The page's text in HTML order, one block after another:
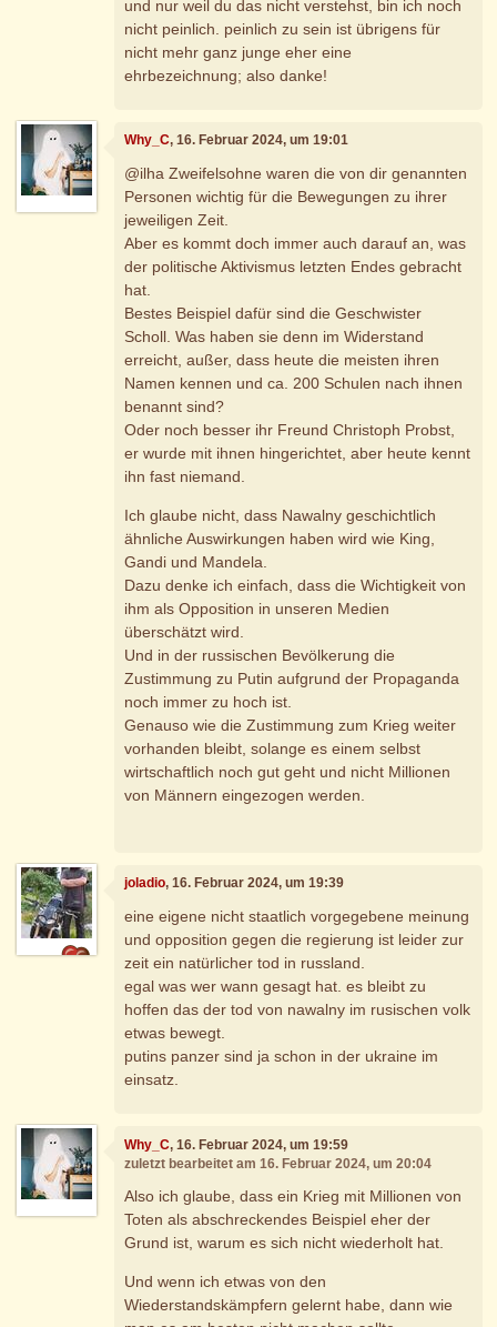
und nur weil du das nicht verstehst, bin ich noch
nicht peinlich. peinlich zu sein ist übrigens für
nicht mehr ganz junge eher eine
ehrbezeichnung; also danke!
Why_C, 16. Februar 2024, um 19:01
@ilha Zweifelsohne waren die von dir genannten
Personen wichtig für die Bewegungen zu ihrer
jeweiligen Zeit.
Aber es kommt doch immer auch darauf an, was
der politische Aktivismus letzten Endes gebracht
hat.
Bestes Beispiel dafür sind die Geschwister
Scholl. Was haben sie denn im Widerstand
erreicht, außer, dass heute die meisten ihren
Namen kennen und ca. 200 Schulen nach ihnen
benannt sind?
Oder noch besser ihr Freund Christoph Probst,
er wurde mit ihnen hingerichtet, aber heute kennt
ihn fast niemand.
Ich glaube nicht, dass Nawalny geschichtlich
ähnliche Auswirkungen haben wird wie King,
Gandi und Mandela.
Dazu denke ich einfach, dass die Wichtigkeit von
ihm als Opposition in unseren Medien
überschätzt wird.
Und in der russischen Bevölkerung die
Zustimmung zu Putin aufgrund der Propaganda
noch immer zu hoch ist.
Genauso wie die Zustimmung zum Krieg weiter
vorhanden bleibt, solange es einem selbst
wirtschaftlich noch gut geht und nicht Millionen
von Männern eingezogen werden.
joladio, 16. Februar 2024, um 19:39
eine eigene nicht staatlich vorgegebene meinung
und opposition gegen die regierung ist leider zur
zeit ein natürlicher tod in russland.
egal was wer wann gesagt hat. es bleibt zu
hoffen das der tod von nawalny im rusischen volk
etwas bewegt.
putins panzer sind ja schon in der ukraine im
einsatz.
Why_C, 16. Februar 2024, um 19:59
zuletzt bearbeitet am 16. Februar 2024, um 20:04
Also ich glaube, dass ein Krieg mit Millionen von
Toten als abschreckendes Beispiel eher der
Grund ist, warum es sich nicht wiederholt hat.
Und wenn ich etwas von den
Wiederstandskämpfern gelernt habe, dann wie